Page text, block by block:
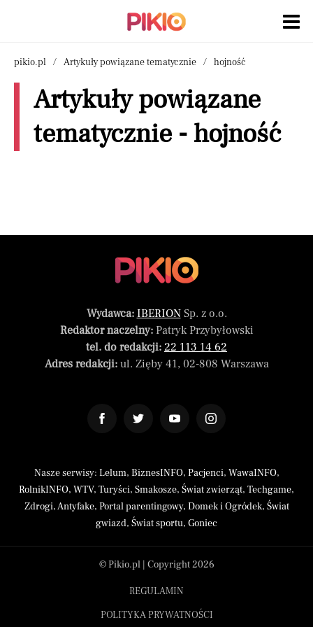
pikio.pl Artykuły powiązane tematycznie hojność
Artykuły powiązane
tematycznie - hojność
Wydawca: IBERIONSp. z o.o.
Redaktor naczelny:Patryk Przybyłowski
tel. do redakcji: 22 113 14 62
Adres redakcji:ul. Zięby 41, 02-808 Warszawa
Nasze serwisy: Lelum, BiznesINFO, Pacjenci, WawaINFO,
RolnikINFO, WTV, Turyści, Smakosze, Świat zwierząt, Techgame,
Zdrogi,Antyfake, Portal parentingowy, Domek i Ogródek, Świat
gwiazd, Świat sportu, Goniec
© Pikio.pl | Copyright 2026
REGULAMIN
POLITYKA PRYWATNOŚCI